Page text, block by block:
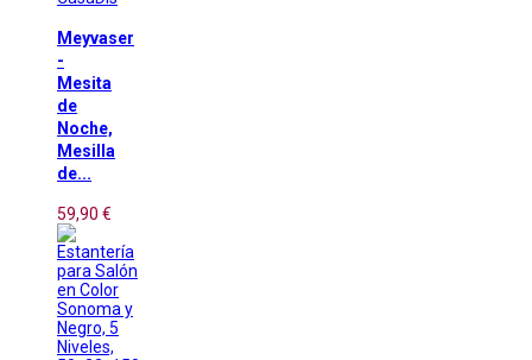
Meyvaser
-
Mesita
de
Noche,
Mesilla
de...
59,90 €